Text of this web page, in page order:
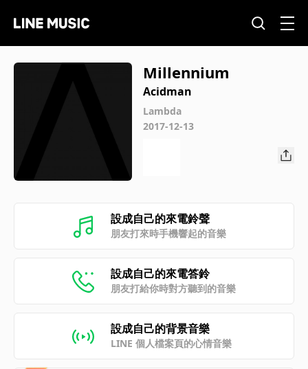
Millennium
Acidman
Lambda
2017-12-13
設成自己的來電鈴聲
朋友打來時手機響起的音樂
設成自己的來電答鈴
朋友打給你時對方聽到的音樂
設成自己的背景音樂
LINE 個人檔案頁的心情音樂